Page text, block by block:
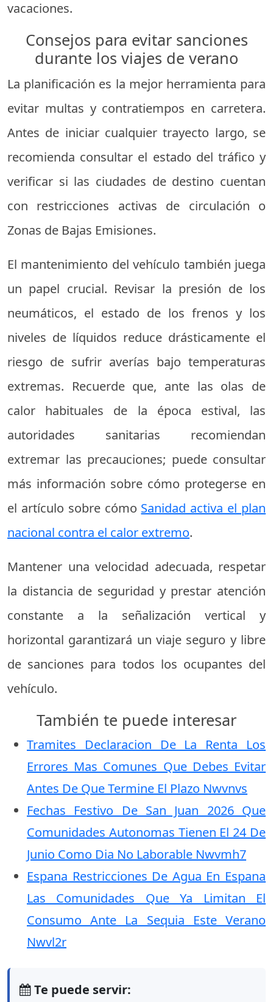
vacaciones.
Consejos para evitar sanciones
durante los viajes de verano
La planificación es la mejor herramienta para
evitar multas y contratiempos en carretera.
Antes de iniciar cualquier trayecto largo, se
recomienda consultar el estado del tráfico y
verificar si las ciudades de destino cuentan
con restricciones activas de circulación o
Zonas de Bajas Emisiones.
El mantenimiento del vehículo también juega
un papel crucial. Revisar la presión de los
neumáticos, el estado de los frenos y los
niveles de líquidos reduce drásticamente el
riesgo de sufrir averías bajo temperaturas
extremas. Recuerde que, ante las olas de
calor habituales de la época estival, las
autoridades sanitarias recomiendan
extremar las precauciones; puede consultar
más información sobre cómo protegerse en
el artículo sobre cómo Sanidad activa el plan
nacional contra el calor extremo.
Mantener una velocidad adecuada, respetar
la distancia de seguridad y prestar atención
constante a la señalización vertical y
horizontal garantizará un viaje seguro y libre
de sanciones para todos los ocupantes del
vehículo.
También te puede interesar
Tramites Declaracion De La Renta Los
Errores Mas Comunes Que Debes Evitar
Antes De Que Termine El Plazo Nwvnvs
Fechas Festivo De San Juan 2026 Que
Comunidades Autonomas Tienen El 24 De
Junio Como Dia No Laborable Nwvmh7
Espana Restricciones De Agua En Espana
Las Comunidades Que Ya Limitan El
Consumo Ante La Sequia Este Verano
Nwvl2r
Te puede servir: